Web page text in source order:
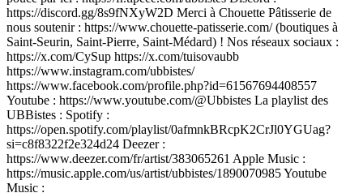
https://discord.gg/8s9fNXyW2D Merci à Chouette Pâtisserie de
nous soutenir : https://www.chouette-patisserie.com/ (boutiques à
Saint-Seurin, Saint-Pierre, Saint-Médard) ! Nos réseaux sociaux :
https://x.com/CySup https://x.com/tuisovaubb
https://www.instagram.com/ubbistes/
https://www.facebook.com/profile.php?id=61567694408557
Youtube : https://www.youtube.com/@Ubbistes La playlist des
UBBistes : Spotify :
https://open.spotify.com/playlist/0afmnkBRcpK2CrJl0YGUag?
si=c8f8322f2e324d24 Deezer :
https://www.deezer.com/fr/artist/383065261 Apple Music :
https://music.apple.com/us/artist/ubbistes/1890070985 Youtube
Music :